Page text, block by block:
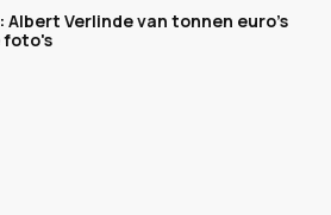
Verlinde van tonnen euro's
foto's